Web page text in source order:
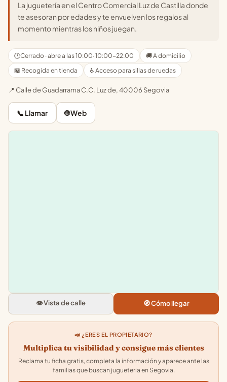
Calle de Guadarrama C.C. Luz
40006 Segovia
3.9 · 101
👁️ Vista de calle 🧭 Cómo llegar
La juguetería en el Centro Comercial Luz de Castilla donde
te asesoran por edades y te envuelven los regalos al
momento mientras los niños juegan.
🕐Cerrado · abre a las 10:00· 10:00-22:00
🚚 A domicilio
🏪 Recogida en tienda
♿ Acceso para sillas de ruedas
📍 Calle de Guadarrama C.C. Luz de, 40006 Segovia
📞 Llamar 🌐 Web
📣 ¿ERES EL PROPIETARIO?
Multiplica tu visibilidad y consigue más clientes
Reclama tu ficha gratis, completa la información y aparece ante las
familias que buscan jugueteria en Segovia.